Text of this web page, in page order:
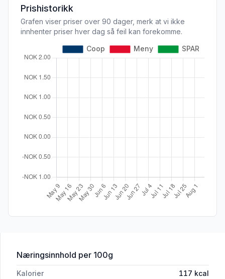
Prishistorikk
Grafen viser priser over 90 dager, merk at vi ikke
innhenter priser hver dag så feil kan forekomme.
Næringsinnhold for 'Fiskekaker 400g Hjønnevåg'
per 100g
Kalorier 117 kcal